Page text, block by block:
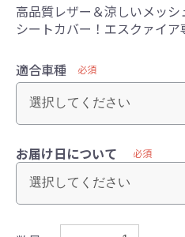
高品質レザー＆涼しいメッ
シートカバー！エスクァイ
適合車種 必須
お届け日について 必須